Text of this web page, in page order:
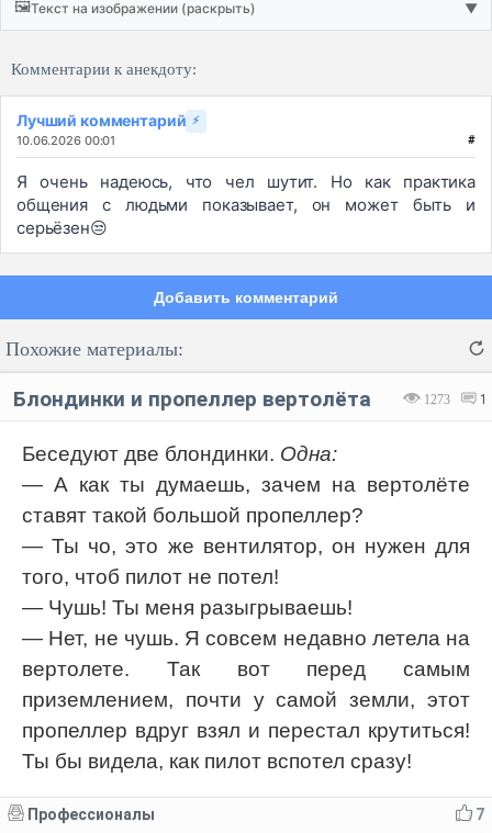
🖼️Текст на изображении (раскрыть) ▼
Комментарии к анекдоту:
Лучший комментарий ⚡
10.06.2026 00:01 #
Я очень надеюсь, что чел шутит. Но как практика
общения с людьми показывает, он может быть и
серьёзен😒
Добавить комментарий
Отмена
Похожие материалы:
1273 1
Блондинки и пропеллер вертолёта
Беседуют две блондинки. Одна:
— А как ты думаешь, зачем на вертолёте
ставят такой большой пропеллер?
— Ты чо, это же вентилятор, он нужен для
того, чтоб пилот не потел!
— Чушь! Ты меня разыгрываешь!
— Нет, не чушь. Я совсем недавно летела на
вертолете. Так вот перед самым
приземлением, почти у самой земли, этот
пропеллер вдруг взял и перестал крутиться!
Ты бы видела, как пилот вспотел сразу!
7
Профессионалы